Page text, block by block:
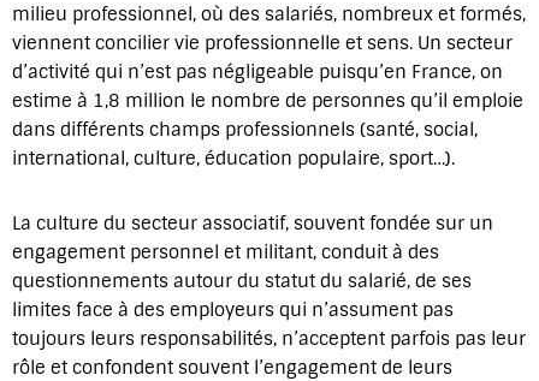
milieu professionnel, où des salariés, nombreux et formés,
viennent concilier vie professionnelle et sens. Un secteur
d’activité qui n’est pas négligeable puisqu’en France, on
estime à 1,8 million le nombre de personnes qu’il emploie
dans différents champs professionnels (santé, social,
international, culture, éducation populaire, sport…).
La culture du secteur associatif, souvent fondée sur un
engagement personnel et militant, conduit à des
questionnements autour du statut du salarié, de ses
limites face à des employeurs qui n’assument pas
toujours leurs responsabilités, n’acceptent parfois pas leur
rôle et confondent souvent l’engagement de leurs